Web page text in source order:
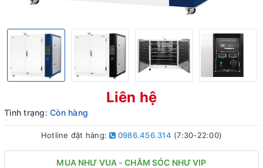
Liên hệ
Tình trạng: Còn hàng
Hotline đặt hàng: 0986.456.314 (7:30-22:00)
MUA NHƯ VUA - CHĂM SÓC NHƯ VIP